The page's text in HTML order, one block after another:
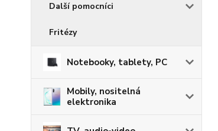
Další pomocníci
Fritézy
Notebooky, tablety, PC
Mobily, nositelná
elektronika